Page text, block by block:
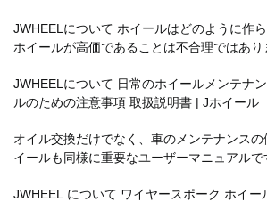
JWHEELについて ホイールはどのように作
ホイールが高価であることは不合理ではあ
JWHEELについて 日常のホイールメンテナ
ルのための注意事項 取扱説明書 | Jホイール
オイル交換だけでなく、車のメンテナンス
イールも同様に重要なユーザーマニュアル
JWHEEL について ワイヤースポーク ホイー